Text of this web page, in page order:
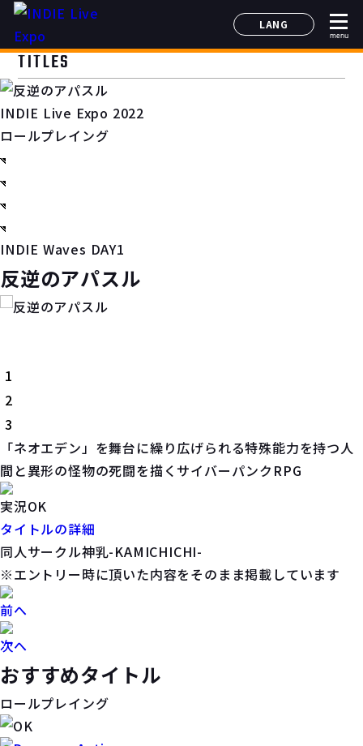
LANG
日本語
menu
TITLES
INDIE Live Expo 2022
ロールプレイング
INDIE Waves DAY1
反逆のアパスル
1
2
3
「ネオエデン」を舞台に繰り広げられる特殊能力を持つ人
間と異形の怪物の死闘を描くサイバーパンクRPG
実況OK
タイトルの詳細
同人サークル神乳-KAMICHICHI-
※エントリー時に頂いた内容をそのまま掲載しています
前へ
次へ
おすすめタイトル
ロールプレイング